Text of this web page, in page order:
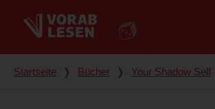
Du bist hier
Startseite ❭ Bücher ❭ Your Shadow Self